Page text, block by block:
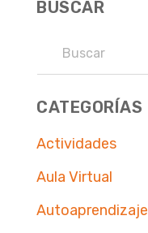
BUSCAR
CATEGORÍAS
Actividades
Aula Virtual
Autoaprendizaje